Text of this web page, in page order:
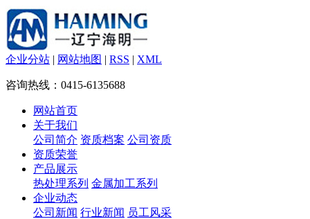
企业分站 | 网站地图 | RSS | XML
咨询热线：0415-6135688
网站首页
关于我们
公司简介 资质档案 公司资质
资质荣誉
产品展示
热处理系列 金属加工系列
企业动态
公司新闻 行业新闻 员工风采